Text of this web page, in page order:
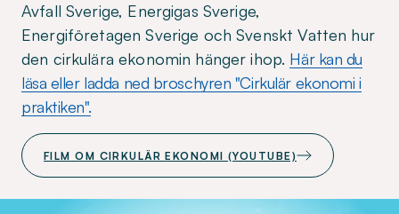
Avfall Sverige, Energigas Sverige,
Energiföretagen Sverige och Svenskt Vatten hur
den cirkulära ekonomin hänger ihop. Här kan du
läsa eller ladda ned broschyren "Cirkulär ekonomi i
praktiken".
FILM OM CIRKULÄR EKONOMI (YOUTUBE)